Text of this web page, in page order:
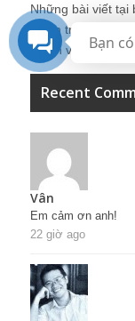
Những bài viết tại
Quản trị Nhân sự
thành viên khác
Recent
Vân
Em cảm ơn anh!
22 giờ ago
Bạn